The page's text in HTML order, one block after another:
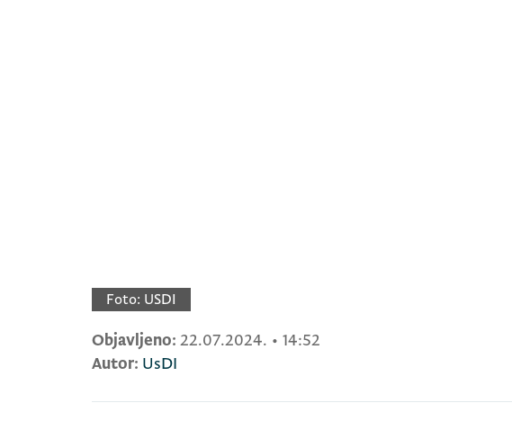
Foto: USDI
Objavljeno: 22.07.2024. • 14:52
Autor: UsDI